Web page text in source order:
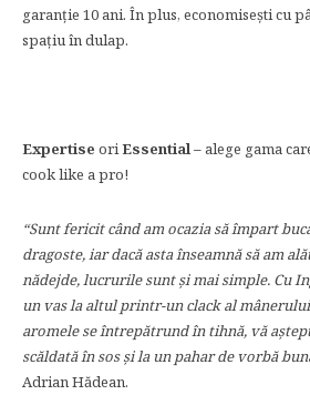
garanţie 10 ani. În plus, economisești cu
spațiu în dulap.
Expertise oriEssential – alege gama
cook like a pro!
“Sunt fericit când am ocazia să împart
dragoste, iar dacă asta înseamnă să am
nădejde, lucrurile sunt și mai simple. Cu
un vas la altul printr-un clack al
aromele se întrepătrund în tihnă, vă
scăldată în sos și la un pahar de vorbă
Adrian Hădean.